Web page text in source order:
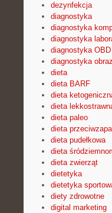
dezynfekcja
diagnostyka
diagnostyka
diagnostyka
diagnostyka OBD
diagnostyka
dieta
dieta BARF
dieta
dieta
dieta paleo
dieta
dieta pudełkowa
dieta
dieta zwierząt
dietetyka
dietetyka
diety zdrowotne
digital marketing